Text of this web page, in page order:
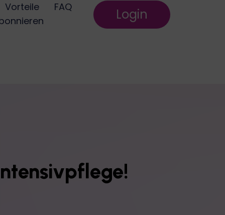
Vorteile
FAQ
Login